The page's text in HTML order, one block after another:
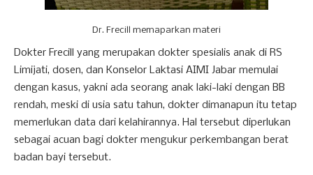
Dr. Frecill memaparkan materi
Dokter Frecill yang merupakan dokter spesialis anak di RS
Limijati, dosen, dan Konselor Laktasi AIMI Jabar memulai
dengan kasus, yakni ada seorang anak laki-laki dengan BB
rendah, meski di usia satu tahun, dokter dimanapun itu tetap
memerlukan data dari kelahirannya. Hal tersebut diperlukan
sebagai acuan bagi dokter mengukur perkembangan berat
badan bayi tersebut.